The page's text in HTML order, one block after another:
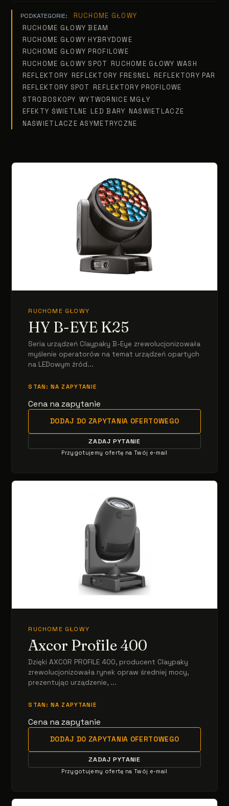
PODKATEGORIE:
RUCHOME GŁOWY
RUCHOME GŁOWY BEAM
RUCHOME GŁOWY HYBRYDOWE
RUCHOME GŁOWY PROFILOWE
RUCHOME GŁOWY SPOT RUCHOME GŁOWY WASH
REFLEKTORY REFLEKTORY FRESNEL REFLEKTORY PAR
REFLEKTORY SPOT REFLEKTORY PROFILOWE
STROBOSKOPY WYTWORNICE MGŁY
EFEKTY ŚWIETLNE LED BARY NAŚWIETLACZE
NAŚWIETLACZE ASYMETRYCZNE
RUCHOME GŁOWY
HY B-EYE K25
Seria urządzeń Claypaky B-Eye zrewolucjonizowała
myślenie operatorów na temat urządzeń opartych
na LEDowym źród...
STAN: NA ZAPYTANIE
Cena na zapytanie
DODAJ DO ZAPYTANIA OFERTOWEGO
ZADAJ PYTANIE
Przygotujemy ofertę na Twój e-mail
RUCHOME GŁOWY
Axcor Profile 400
Dzięki AXCOR PROFILE 400, producent Claypaky
zrewolucjonizowała rynek opraw średniej mocy,
prezentując urządzenie, ...
STAN: NA ZAPYTANIE
Cena na zapytanie
DODAJ DO ZAPYTANIA OFERTOWEGO
ZADAJ PYTANIE
Przygotujemy ofertę na Twój e-mail